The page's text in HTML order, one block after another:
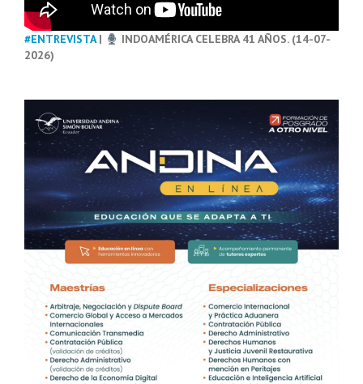
#ENTREVISTA|
INDOAMÉRICA CELEBRA 41 AÑOS. (14-07-
2026)